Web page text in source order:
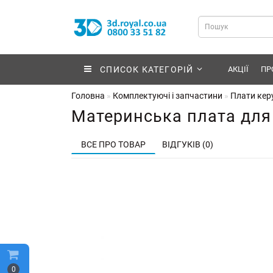
0
СПИСОК КАТЕГОРІЙ АКЦІЇ
Головна Комплектуючі і запчастини Плати
Материнська плата
ВСЕ ПРО ТОВАР ВІДГУКІВ (0)